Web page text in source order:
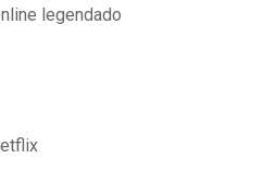
legendado